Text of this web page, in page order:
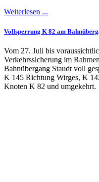
Weiterlesen ...
Vollsperrung K 82 am
Vom 27. Juli bis
Verkehrssicherung im
Bahnübergang Staudt voll
K 145 Richtung Wirges, K
Knoten K 82 und umgekehrt.